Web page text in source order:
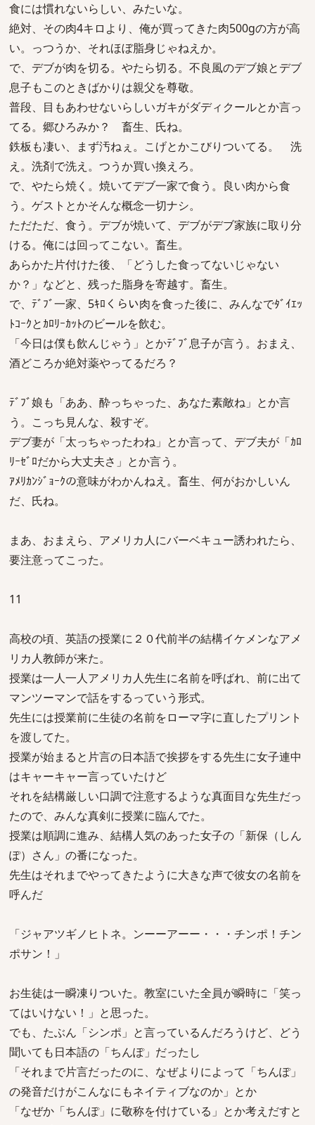
食には慣れないらしい、みたいな。
絶対、その肉4キロより、俺が買ってきた肉500gの方が高
い。っつうか、それほぼ脂身じゃねえか。
で、デブが肉を切る。やたら切る。不良風のデブ娘とデブ
息子もこのときばかりは親父を尊敬。
普段、目もあわせないらしいガキがダディクールとか言っ
てる。郷ひろみか？ 畜生、氏ね。
鉄板も凄い、まず汚ねぇ。こげとかこびりついてる。 洗
え。洗剤で洗え。つうか買い換えろ。
で、やたら焼く。焼いてデブ一家で食う。良い肉から食
う。ゲストとかそんな概念一切ナシ。
ただただ、食う。デブが焼いて、デブがデブ家族に取り分
ける。俺には回ってこない。畜生。
あらかた片付けた後、「どうした食ってないじゃない
か？」などと、残った脂身を寄越す。畜生。
で、ﾃﾞﾌﾞ一家、5ｷﾛくらい肉を食った後に、みんなでﾀﾞｲｴｯ
ﾄｺｰｸとｶﾛﾘｰｶｯﾄのビールを飲む。
「今日は僕も飲んじゃう」とかﾃﾞﾌﾞ息子が言う。おまえ、
酒どころか絶対薬やってるだろ？
ﾃﾞﾌﾞ娘も「ああ、酔っちゃった、あなた素敵ね」とか言
う。こっち見んな、殺すぞ。
デブ妻が「太っちゃったわね」とか言って、デブ夫が「ｶﾛ
ﾘｰｾﾞﾛだから大丈夫さ」とか言う。
ｱﾒﾘｶﾝｼﾞｮｰｸの意味がわかんねえ。畜生、何がおかしいん
だ、氏ね。
まあ、おまえら、アメリカ人にバーベキュー誘われたら、
要注意ってこった。
11
高校の頃、英語の授業に２０代前半の結構イケメンなアメ
リカ人教師が来た。
授業は一人一人アメリカ人先生に名前を呼ばれ、前に出て
マンツーマンで話をするっていう形式。
先生には授業前に生徒の名前をローマ字に直したプリント
を渡してた。
授業が始まると片言の日本語で挨拶をする先生に女子連中
はキャーキャー言っていたけど
それを結構厳しい口調で注意するような真面目な先生だっ
たので、みんな真剣に授業に臨んでた。
授業は順調に進み、結構人気のあった女子の「新保（しん
ぽ）さん」の番になった。
先生はそれまでやってきたように大きな声で彼女の名前を
呼んだ
「ジャアツギノヒトネ。ンーーアーー・・・チンポ！チン
ポサン！」
お生徒は一瞬凍りついた。教室にいた全員が瞬時に「笑っ
てはいけない！」と思った。
でも、たぶん「シンポ」と言っているんだろうけど、どう
聞いても日本語の「ちんぽ」だったし
「それまで片言だったのに、なぜよりによって「ちんぽ」
の発音だけがこんなにもネイティブなのか」とか
「なぜか「ちんぽ」に敬称を付けている」とか考えだすと